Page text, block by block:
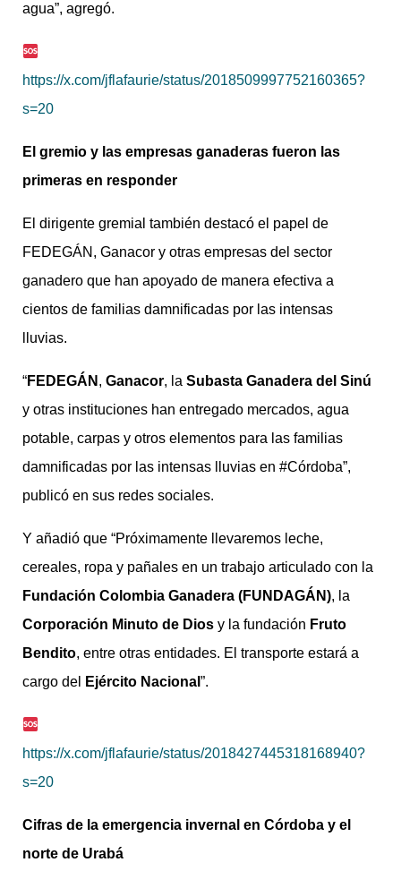
agua”, agregó.
https://x.com/jflafaurie/status/2018509997752160365?
s=20
El gremio y las empresas ganaderas fueron las
primeras en responder
El dirigente gremial también destacó el papel de
FEDEGÁN, Ganacor y otras empresas del sector
ganadero que han apoyado de manera efectiva a
cientos de familias damnificadas por las intensas
lluvias.
“FEDEGÁN , Ganacor, la Subasta Ganadera del Sinú
y otras instituciones han entregado mercados, agua
potable, carpas y otros elementos para las familias
damnificadas por las intensas lluvias en #Córdoba”,
publicó en sus redes sociales.
Y añadió que “Próximamente llevaremos leche,
cereales, ropa y pañales en un trabajo articulado con la
Fundación Colombia Ganadera (FUNDAGÁN), la
Corporación Minuto de Dios y la fundación Fruto
Bendito, entre otras entidades. El transporte estará a
cargo del
Ejército Nacional ”.
https://x.com/jflafaurie/status/2018427445318168940?
s=20
Cifras de la emergencia invernal en Córdoba y el
norte de Urabá